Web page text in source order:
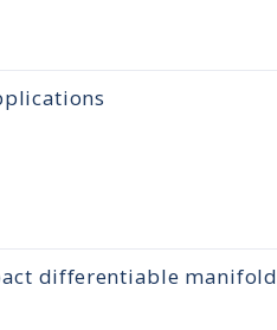
differentiable manifold